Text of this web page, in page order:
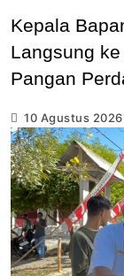
Kepala
Langsung
Pangan
10 Agustus 2026